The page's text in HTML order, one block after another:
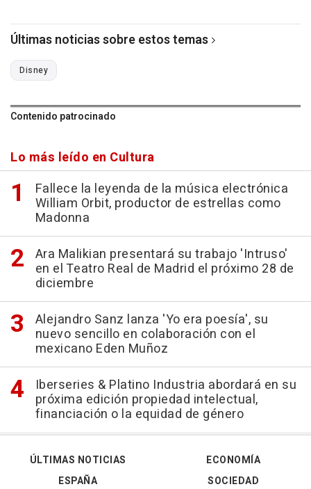
Últimas noticias sobre estos temas
Disney
Contenido patrocinado
Lo más leído en Cultura
Fallece la leyenda de la música electrónica
William Orbit, productor de estrellas como
Madonna
Ara Malikian presentará su trabajo 'Intruso'
en el Teatro Real de Madrid el próximo 28 de
diciembre
Alejandro Sanz lanza 'Yo era poesía', su
nuevo sencillo en colaboración con el
mexicano Eden Muñoz
Iberseries & Platino Industria abordará en su
próxima edición propiedad intelectual,
financiación o la equidad de género
ÚLTIMAS NOTICIAS
ESPAÑA
ECONOMÍA
SOCIEDAD